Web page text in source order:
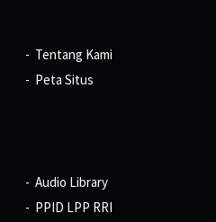
Tentang Kami
Peta Situs
Audio Library
PPID LPP RRI